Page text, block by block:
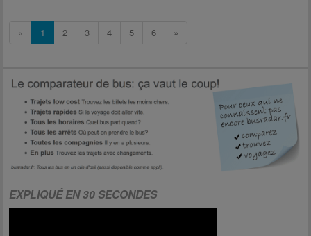
« 1 2 3 4 5 6 »
EXPLIQUÉ EN 30 SECONDES